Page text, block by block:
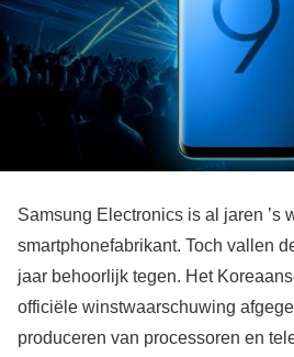
Samsung Electronics is al jaren ’s
smartphonefabrikant. Toch vallen
jaar behoorlijk tegen. Het
officiële winstwaarschuwing
produceren van processoren en